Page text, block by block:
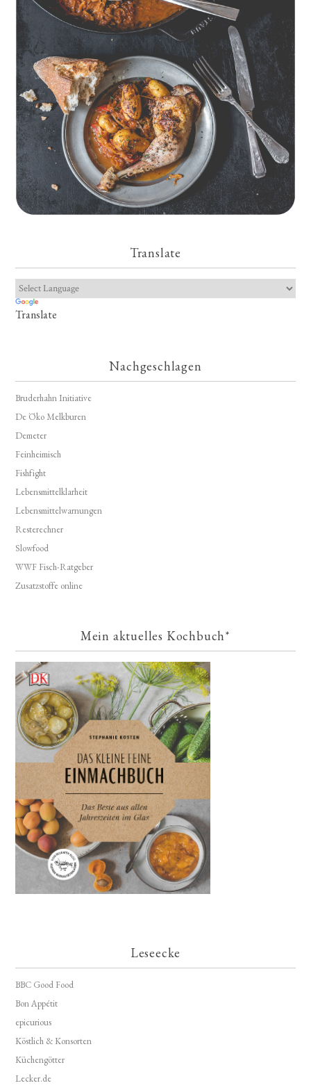
Geschmorte Hähnchenschenkel auf Paprikakraut und kleinen
Kartoffeln
Translate
Translate
Nachgeschlagen
Bruderhahn Initiative
De Öko Melkburen
Demeter
Feinheimisch
Fishfight
Lebensmittelklarheit
Lebensmittelwarnungen
Resterechner
Slowfood
WWF Fisch-Ratgeber
Zusatzstoffe online
Mein aktuelles Kochbuch*
Leseecke
BBC Good Food
Bon Appétit
epicurious
Köstlich & Konsorten
Küchengötter
Lecker.de